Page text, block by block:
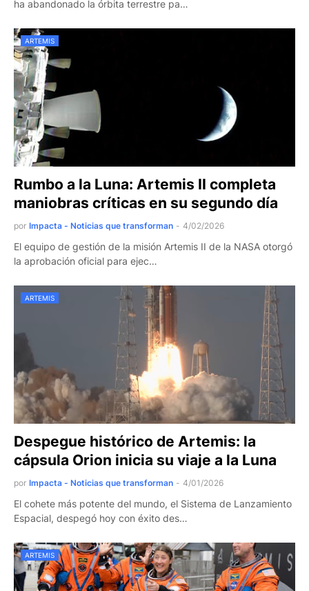
ha abandonado la órbita terrestre pa…
ARTEMIS
Rumbo a la Luna: Artemis II completa
maniobras críticas en su segundo día
por Impacta - Noticias que transforman - 4/02/2026
El equipo de gestión de la misión Artemis II de la NASA otorgó
la aprobación oficial para ejec…
ARTEMIS
Despegue histórico de Artemis: la
cápsula Orion inicia su viaje a la Luna
por Impacta - Noticias que transforman - 4/01/2026
El cohete más potente del mundo, el Sistema de Lanzamiento
Espacial, despegó hoy con éxito des…
ARTEMIS